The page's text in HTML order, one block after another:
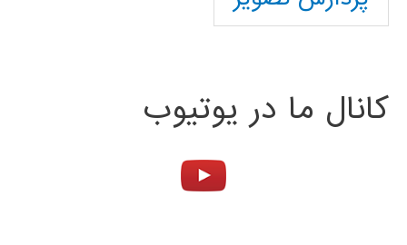
کانال ما در یوتیوب